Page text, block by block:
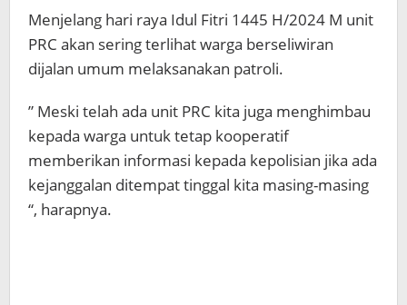
Menjelang hari raya Idul Fitri 1445 H/2024 M unit
PRC akan sering terlihat warga berseliwiran
dijalan umum melaksanakan patroli.
” Meski telah ada unit PRC kita juga menghimbau
kepada warga untuk tetap kooperatif
memberikan informasi kepada kepolisian jika ada
kejanggalan ditempat tinggal kita masing-masing
“, harapnya.